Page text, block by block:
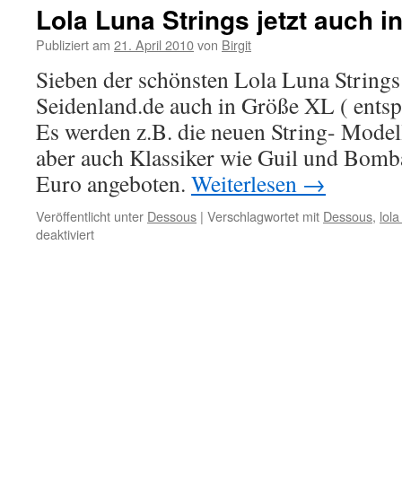
Wohlfühlfaktor
Lola Luna Strings jetzt auch
Publiziert am 21. April 2010von Birgit
Sieben der schönsten Lola Luna
Seidenland.de auch in Größe XL (
Es werden z.B. die neuen String-
aber auch Klassiker wie Guil und
Euro angeboten. Weiterlesen →
Veröffentlicht unter Dessous | Verschlagwortet mit Dessous,
deaktiviertfür